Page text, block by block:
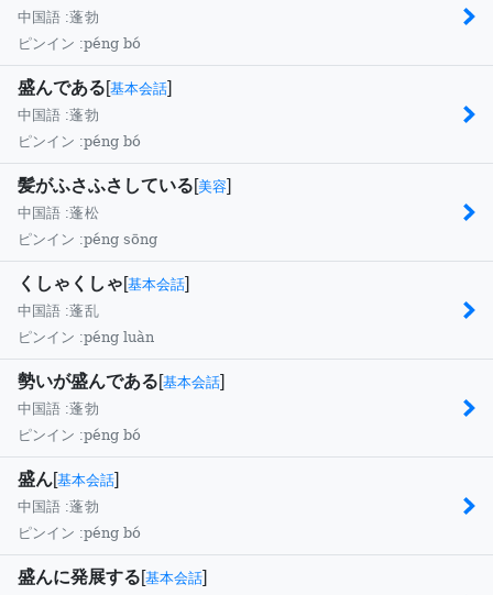
中国語 :蓬勃
ピンイン :péng bó
盛んである[基本会話]
中国語 :蓬勃
ピンイン :péng bó
髪がふさふさしている[美容]
中国語 :蓬松
ピンイン :péng sōng
くしゃくしゃ[基本会話]
中国語 :蓬乱
ピンイン :péng luàn
勢いが盛んである[基本会話]
中国語 :蓬勃
ピンイン :péng bó
盛ん[基本会話]
中国語 :蓬勃
ピンイン :péng bó
盛んに発展する[基本会話]